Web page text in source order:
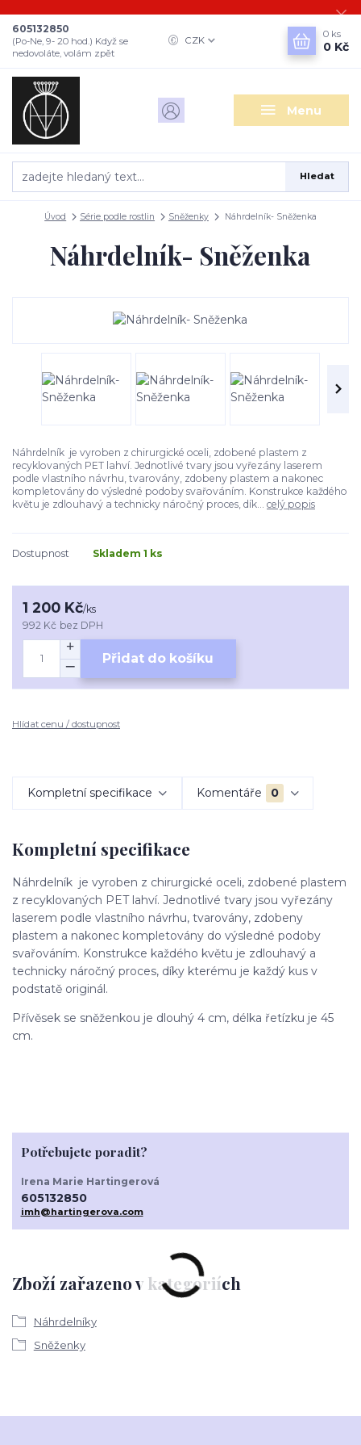
Menu
CZK
Hledat
605132850
(Po-Ne, 9- 20 hod.) Když se
nedovoláte, volám zpět
0 ks
0 Kč
Úvod Série podle rostlin Sněženky Náhrdelník- Sněženka
Náhrdelník- Sněženka
Náhrdelník je vyroben z chirurgické oceli, zdobené plastem z
recyklovaných PET lahví. Jednotlivé tvary jsou vyřezány laserem
podle vlastního návrhu, tvarovány, zdobeny plastem a nakonec
kompletovány do výsledné podoby svařováním. Konstrukce každého
květu je zdlouhavý a technicky náročný proces, dík... celý popis
Dostupnost Skladem 1 ks
1 200 Kč/ks
992 Kč bez DPH
Přidat do košíku
Hlídat cenu / dostupnost
Kompletní specifikace Komentáře 0
Kompletní specifikace
Náhrdelník je vyroben z chirurgické oceli, zdobené plastem
z recyklovaných PET lahví. Jednotlivé tvary jsou vyřezány
laserem podle vlastního návrhu, tvarovány, zdobeny
plastem a nakonec kompletovány do výsledné podoby
svařováním. Konstrukce každého květu je zdlouhavý a
technicky náročný proces, díky kterému je každý kus v
podstatě originál.
Přívěsek se sněženkou je dlouhý 4 cm, délka řetízku je 45
cm.
Zboží zařazeno v kategoriích
Náhrdelníky
Sněženky
Potřebujete poradit?
Irena Marie Hartingerová
605132850
imh@hartingerova.com